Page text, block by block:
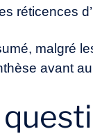
réticences
malgré
avant